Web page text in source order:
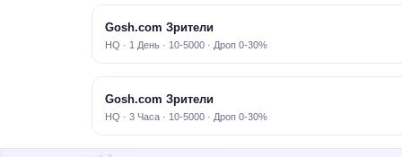
Gosh.com Зрители
HQ · 1 День · 10-5000 · Дроп 0-30%
Gosh.com Зрители
HQ · 3 Часа · 10-5000 · Дроп 0-30%